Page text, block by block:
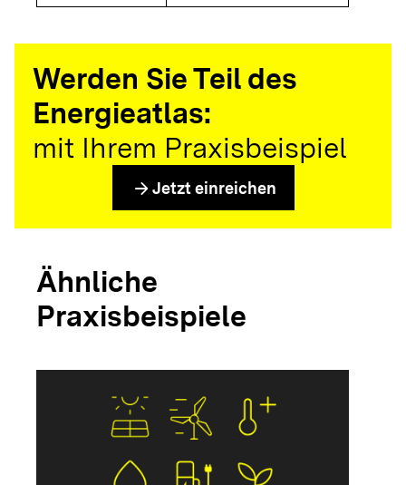
Werden Sie Teil des
Energieatlas:
mit Ihrem Praxisbeispiel
arrow_forward Jetzt einreichen
Ähnliche
Praxisbeispiele